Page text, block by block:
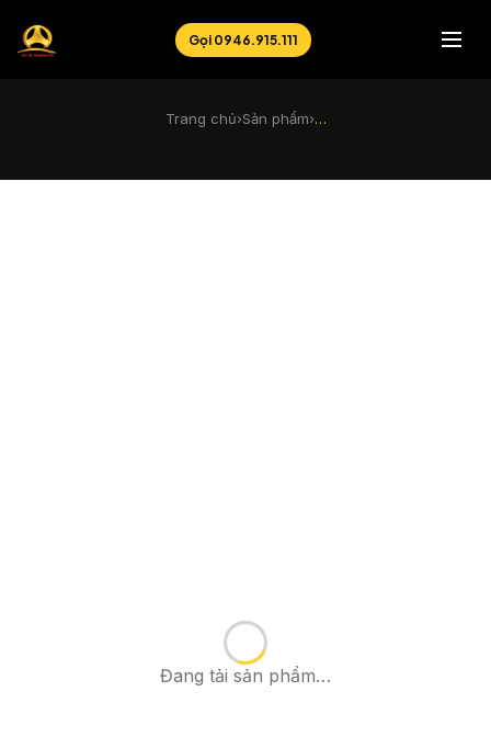
Gọi 0946.915.111
Trang chủ›Sản phẩm›…
Đang tải sản phẩm…